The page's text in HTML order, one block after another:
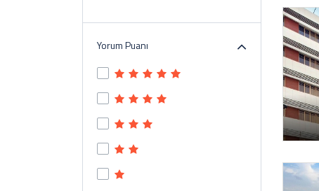
Yorum Puanı